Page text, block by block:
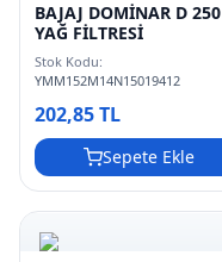
BAJAJ DOMİNAR D 250
YAĞ FİLTRESİ
Stok Kodu:
YMM152M14N15019412
202,85 TL
Sepete Ekle